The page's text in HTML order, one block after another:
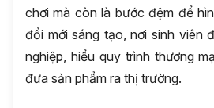
chơi mà còn là bước đệm để
đổi mới sáng tạo, nơi sinh viên
nghiệp, hiểu quy trình thương
đưa sản phẩm ra thị trường.